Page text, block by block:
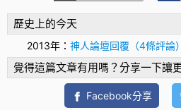
歷史上的今天
2013年： 神人論壇回覆（4條評論）
覺得這篇文章有用嗎？分享一下讓
Facebook分享